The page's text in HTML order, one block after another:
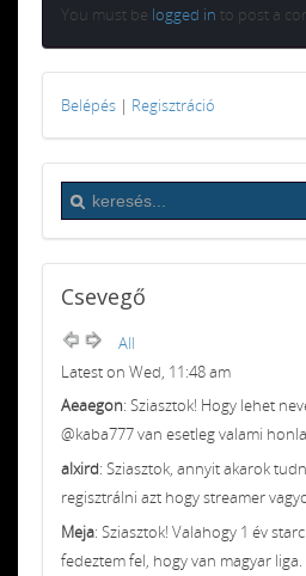
You must be logged in to post a
Belépés | Regisztráció
Csevegő
All
Latest on Wed, 11:48 am
Aeaegon: Sziasztok! Hogy lehet
@kaba777 van esetleg valami
alxird: Sziasztok, annyit akarok
regisztrálni azt hogy streamer
Meja: Sziasztok! Valahogy 1 év
fedeztem fel, hogy van magyar